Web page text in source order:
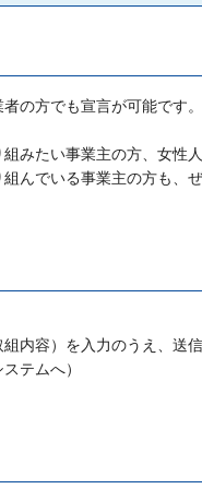
の方でも宣言が可能です。
みたい事業主の方、女性
んでいる事業主の方も、
内容）を入力のうえ、送信
テムへ）